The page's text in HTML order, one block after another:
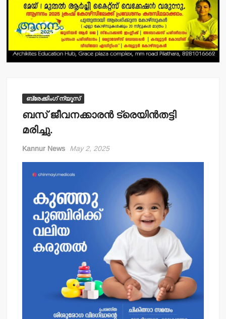
ബ്രേക്കിംഗ് ന്യൂസ്
ബസ് ജീവനക്കാരന്‍ ട്രെയിന്‍തട്ടി
മരിച്ചു.
Kannur News May 2, 2025